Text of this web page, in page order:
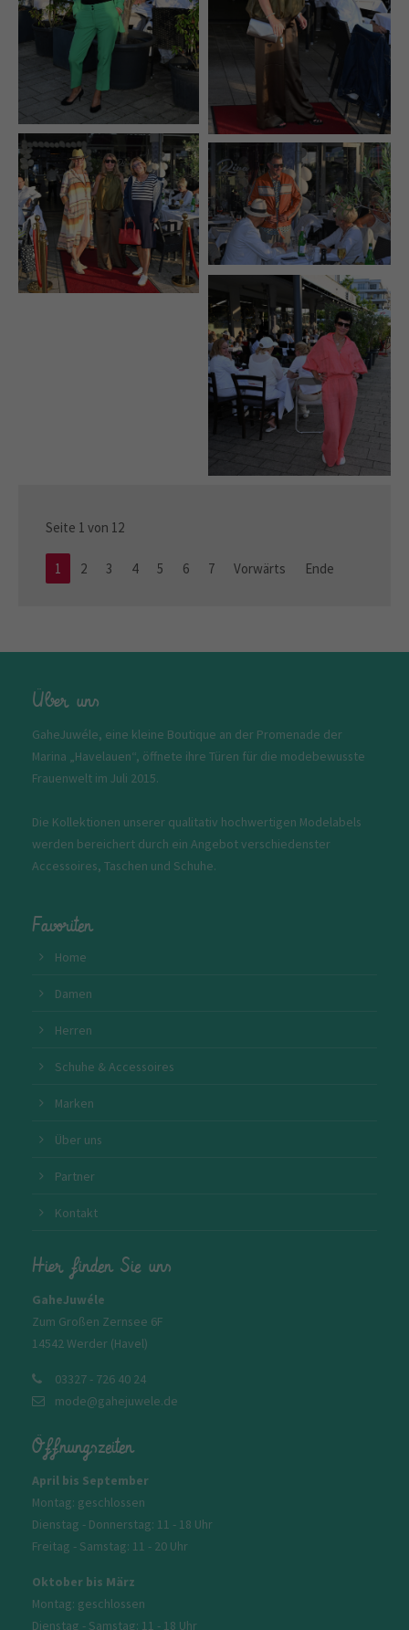
Seite 1 von 12
1 2 3 4 5 6 7 Vorwärts Ende
Über uns
GaheJuwéle, eine kleine Boutique an der Promenade der
Marina „Havelauen“, öffnete ihre Türen für die modebewusste
Frauenwelt im Juli 2015.
Die Kollektionen unserer qualitativ hochwertigen Modelabels
werden bereichert durch ein Angebot verschiedenster
Accessoires, Taschen und Schuhe.
Favoriten
Home
Damen
Herren
Schuhe & Accessoires
Marken
Über uns
Partner
Kontakt
Hier finden Sie uns
GaheJuwéle
Zum Großen Zernsee 6F
14542 Werder (Havel)
03327 - 726 40 24
mode@gahejuwele.de
Öffnungszeiten
April bis September
Montag: geschlossen
Dienstag - Donnerstag: 11 - 18 Uhr
Freitag - Samstag: 11 - 20 Uhr
Oktober bis März
Montag: geschlossen
Dienstag - Samstag: 11 - 18 Uhr